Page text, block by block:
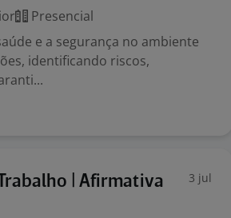
Presencial
e a segurança no ambiente
identificando riscos,
| Afirmativa
3 jul